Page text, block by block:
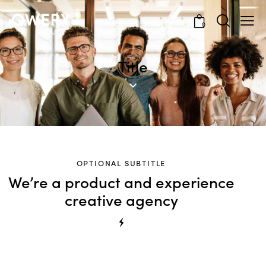
0
Title
OPTIONAL SUBTITLE
We’re a product and experience
creative agency